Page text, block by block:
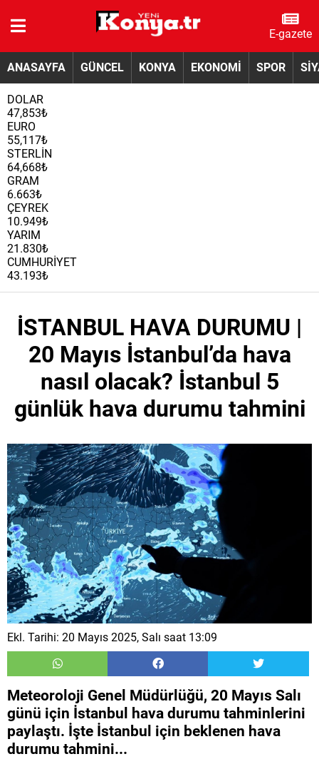
E-gazete
ANASAYFA GÜNCEL KONYA EKONOMİ SPOR
DOLAR
47,853₺
EURO
55,117₺
STERLİN
64,668₺
GRAM
6.663₺
ÇEYREK
10.949₺
YARIM
21.830₺
CUMHURİYET
43.193₺
İSTANBUL HAVA DURUMU |
20 Mayıs İstanbul’da hava
nasıl olacak? İstanbul 5
günlük hava durumu tahmini
Ekl. Tarihi: 20 Mayıs 2025, Salı saat 13:09
Meteoroloji Genel Müdürlüğü, 20 Mayıs Salı
günü için İstanbul hava durumu tahminlerini
paylaştı. İşte İstanbul için beklenen hava
durumu tahmini...